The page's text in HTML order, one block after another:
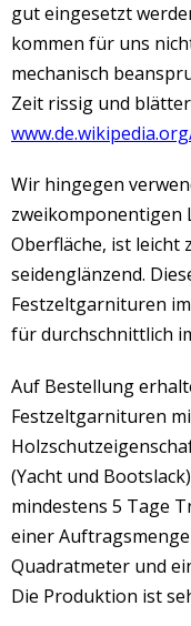
gut eingesetzt
kommen für uns
mechanisch
Zeit rissig und
Wir hingegen
zweikomponentigen
Oberfläche, ist leicht
seidenglänzend.
Festzeltgarnituren
für durchschnittlich
Auf Bestellung
Festzeltgarnituren
(Yacht und
mindestens 5 Tage
einer
Quadratmeter und
Die Produktion ist